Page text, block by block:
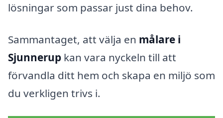
lösningar som passar just dina behov.
Sammantaget, att välja en målare i
Sjunnerup kan vara nyckeln till att
förvandla ditt hem och skapa en miljö som
du verkligen trivs i.